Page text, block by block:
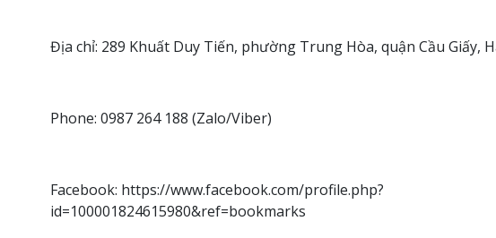
Địa chỉ: 289 Khuất Duy Tiến, phường Trung Hòa, quận Cầu Giấy,
Phone: 0987 264 188 (Zalo/Viber)
Facebook: https://www.facebook.com/profile.php?
id=100001824615980&ref=bookmarks